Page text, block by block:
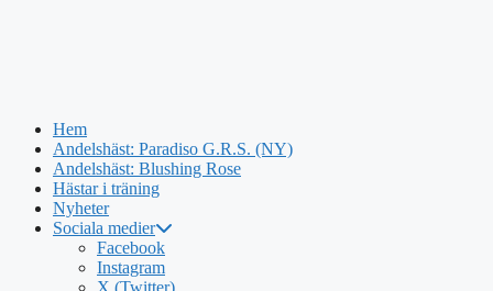
Hoppa
Hem
Andelshäst: Paradiso G.R.S. (NY)
Andelshäst: Blushing Rose
Hästar i träning
Nyheter
Sociala medier
Facebook
Instagram
X (Twitter)